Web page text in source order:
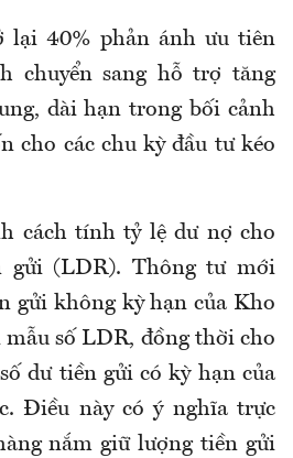
lại 40% phản ánh ưu tiên
chuyển sang hỗ trợ tăng
dài hạn trong bối cảnh
cho các chu kỳ đầu tư kéo
cách tính tỷ lệ dư nợ cho
gửi (LDR). Thông tư mới
gửi không kỳ hạn của Kho
số LDR, đồng thời cho
dư tiền gửi có kỳ hạn của
Điều này có ý nghĩa trực
nắm giữ lượng tiền gửi